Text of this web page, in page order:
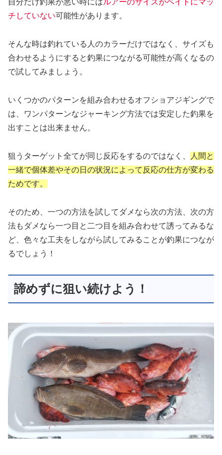
自分だけ釣果が悪い時にはルアーのサイズがベイトにマッ
チしていない可能性があります。
そんな時は釣れている人のカラーだけではなく、サイズも
合わせるようにすると釣果につながる可能性が高くなるの
で試してみましょう。
いくつかのパターンを組み合わせるオフショアジギングで
は、ワンパターンなジャーキング方法では安定した釣果を
出すことは出来ません。
狙うターゲット全てが同じ反応をするのではなく、
人間と
一緒で個体差やその日の状況によって反応の仕方が変わる
ためです。
そのため、一つの方法を試してダメなら次の方法、次の方
法もダメなら一つ目と二つ目を組み合わせて誘ってみるな
ど、色々な工夫をしながら試してみることが釣果につなが
るでしょう！
諦めずに狙い続けよう！